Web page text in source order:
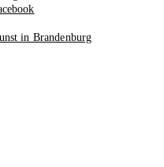
in Brandenburg